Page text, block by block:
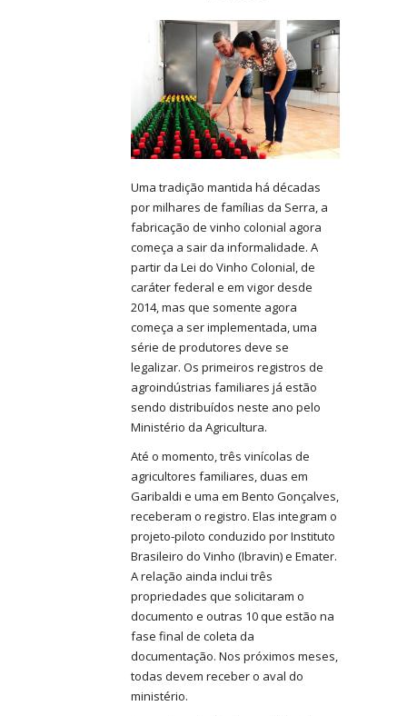
Uma tradição mantida há décadas
por milhares de famílias da Serra, a
fabricação de vinho colonial agora
começa a sair da informalidade. A
partir da Lei do Vinho Colonial, de
caráter federal e em vigor desde
2014, mas que somente agora
começa a ser implementada, uma
série de produtores deve se
legalizar. Os primeiros registros de
agroindústrias familiares já estão
sendo distribuídos neste ano pelo
Ministério da Agricultura.
Até o momento, três vinícolas de
agricultores familiares, duas em
Garibaldi e uma em Bento Gonçalves,
receberam o registro. Elas integram o
projeto-piloto conduzido por Instituto
Brasileiro do Vinho (Ibravin) e Emater.
A relação ainda inclui três
propriedades que solicitaram o
documento e outras 10 que estão na
fase final de coleta da
documentação. Nos próximos meses,
todas devem receber o aval do
ministério.